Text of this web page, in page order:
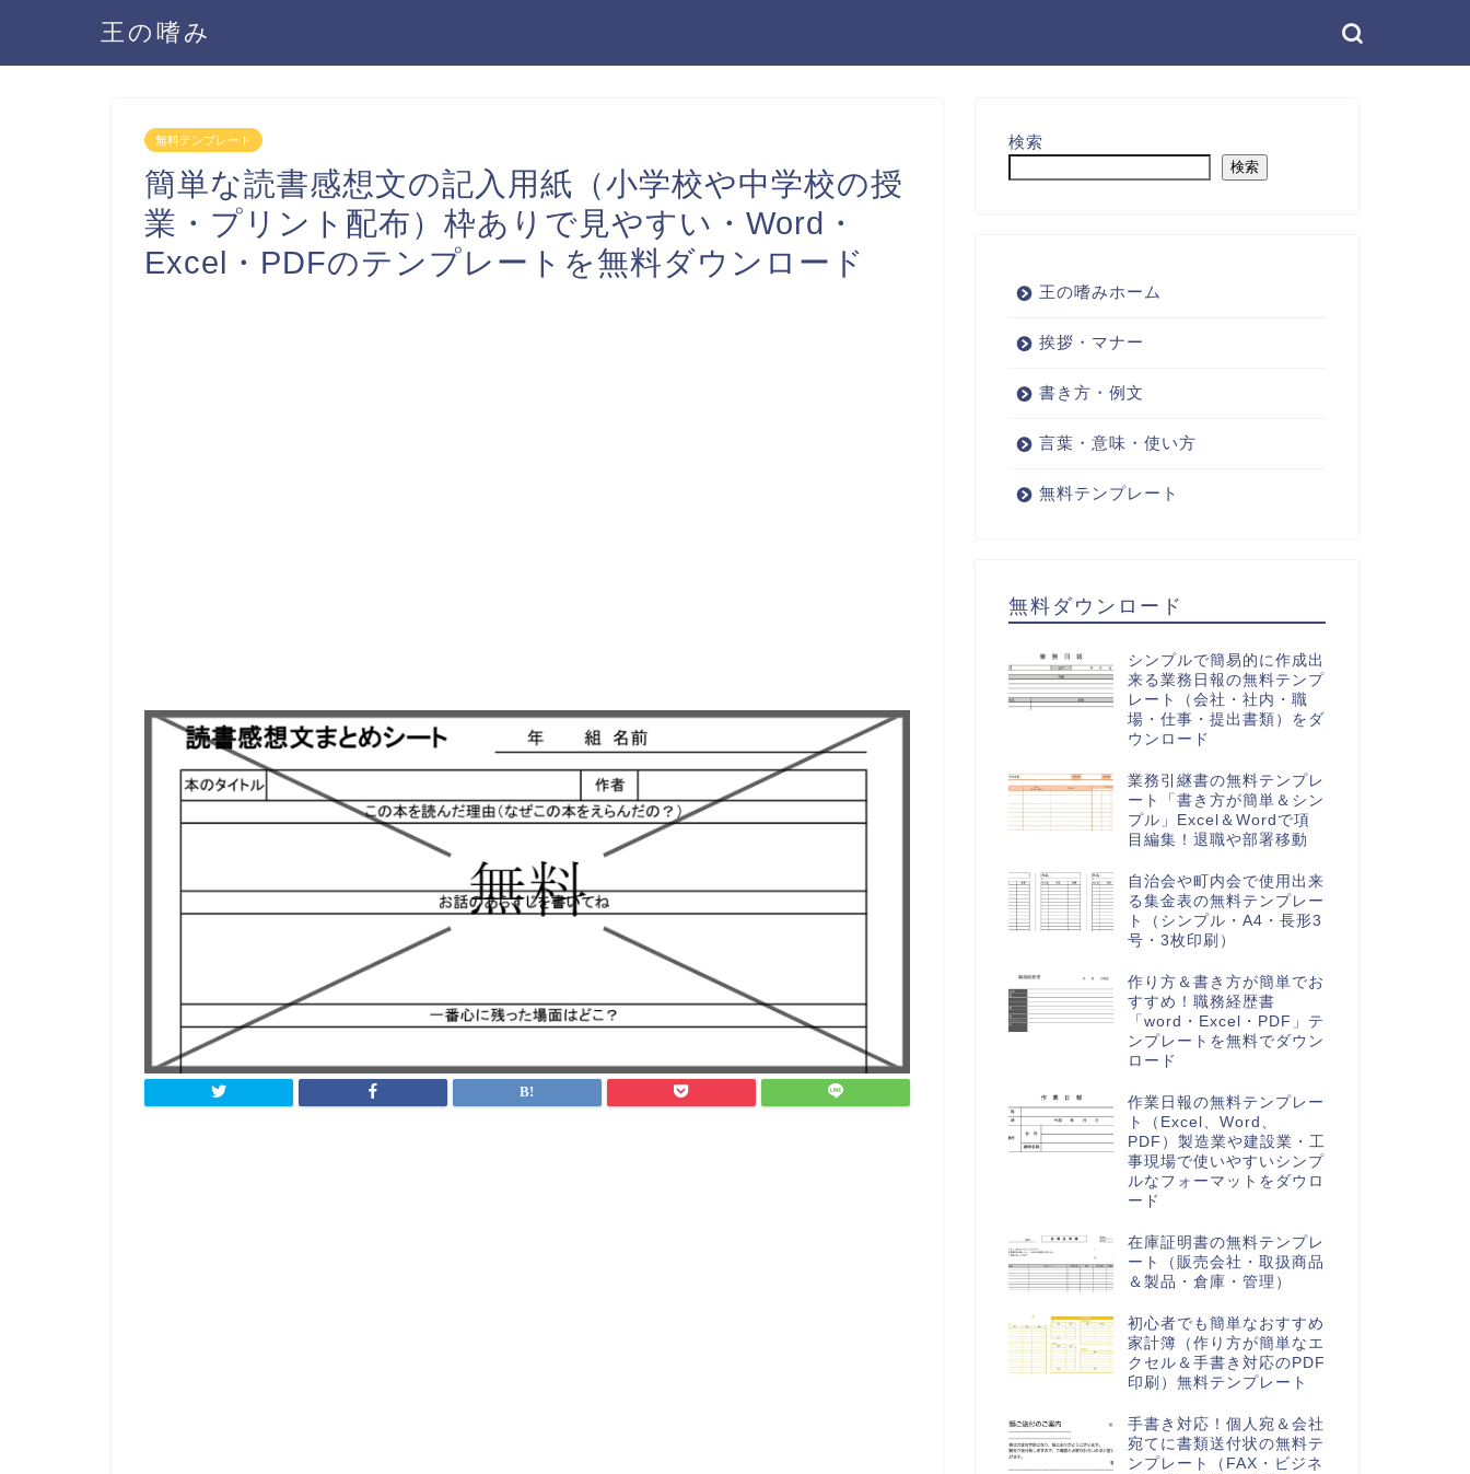
王の嗜み
無料テンプレート
簡単な読書感想文の記入用紙（小学校や中学校の授
業・プリント配布）枠ありで見やすい・Word・
Excel・PDFのテンプレートを無料ダウンロード
検索
検索
王の嗜みホーム
挨拶・マナー
書き方・例文
言葉・意味・使い方
無料テンプレート
無料ダウンロード
シンプルで簡易的に作成出
来る業務日報の無料テンプ
レート（会社・社内・職
場・仕事・提出書類）をダ
ウンロード
業務引継書の無料テンプレ
ート「書き方が簡単＆シン
プル」Excel＆Wordで項
目編集！退職や部署移動
自治会や町内会で使用出来
る集金表の無料テンプレー
ト（シンプル・A4・長形3
号・3枚印刷）
作り方＆書き方が簡単でお
すすめ！職務経歴書
「word・Excel・PDF」テ
ンプレートを無料でダウン
ロード
作業日報の無料テンプレー
ト（Excel、Word、
PDF）製造業や建設業・工
事現場で使いやすいシンプ
ルなフォーマットをダウロ
ード
在庫証明書の無料テンプレ
ート（販売会社・取扱商品
＆製品・倉庫・管理）
初心者でも簡単なおすすめ
家計簿（作り方が簡単なエ
クセル＆手書き対応のPDF
印刷）無料テンプレート
手書き対応！個人宛＆会社
宛てに書類送付状の無料テ
ンプレート（FAX・ビジネ